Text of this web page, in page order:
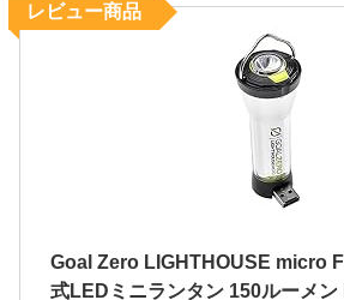
Goal Zero LIGHTHOUSE micro
式LEDミニランタン 150ルーメン
レビュー商品